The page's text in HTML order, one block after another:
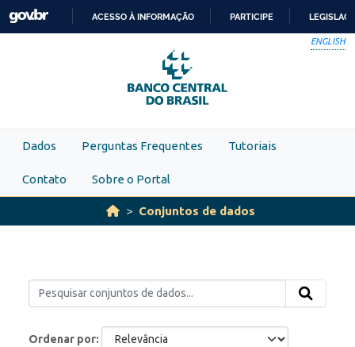
Skip to main content
PARA
O
CONTEÚDO
ACESSO À INFORMAÇÃO PARTICIPE
ENGLISH
Dados Perguntas Frequentes Tutoriais
Contato Sobre o Portal
Conjuntos de dados
Ordenar por